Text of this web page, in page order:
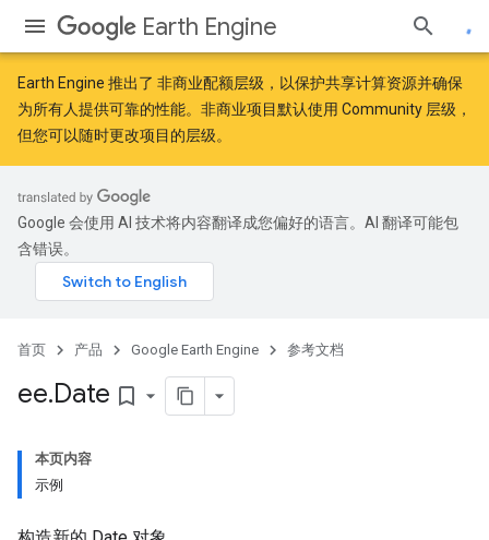
Earth Engine
Earth Engine 推出了 非商业配额层级 ，以保护共享计算资源并确保
为所有人提供可靠的性能。非商业项目默认使用 Community 层级，
但您可以随时更改项目的层级。
Google 会使用 AI 技术将内容翻译成您偏好的语言。AI 翻译可能包
含错误。
首页 产品 Google Earth Engine 参考文档
ee.Date bookmark_border
本页内容
示例